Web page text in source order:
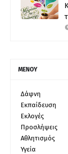
ΜΕΝΟΥ
Δάφνη
Εκπαίδευση
Εκλογές
Προσλήψεις
Αθλητισμός
Υγεία